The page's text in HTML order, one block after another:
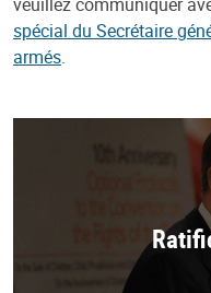
spécial du Secrétaire
armés.